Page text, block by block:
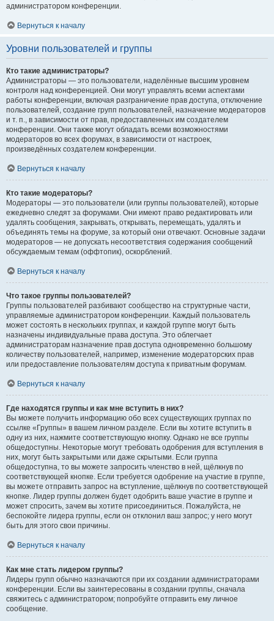
администратором конференции.
Вернуться к началу
Уровни пользователей и группы
Кто такие администраторы?
Администраторы — это пользователи, наделённые высшим уровнем
контроля над конференцией. Они могут управлять всеми аспектами
работы конференции, включая разграничение прав доступа, отключение
пользователей, создание групп пользователей, назначение модераторов
и т. п., в зависимости от прав, предоставленных им создателем
конференции. Они также могут обладать всеми возможностями
модераторов во всех форумах, в зависимости от настроек,
произведённых создателем конференции.
Вернуться к началу
Кто такие модераторы?
Модераторы — это пользователи (или группы пользователей), которые
ежедневно следят за форумами. Они имеют право редактировать или
удалять сообщения, закрывать, открывать, перемещать, удалять и
объединять темы на форуме, за который они отвечают. Основные задачи
модераторов — не допускать несоответствия содержания сообщений
обсуждаемым темам (оффтопик), оскорблений.
Вернуться к началу
Что такое группы пользователей?
Группы пользователей разбивают сообщество на структурные части,
управляемые администратором конференции. Каждый пользователь
может состоять в нескольких группах, и каждой группе могут быть
назначены индивидуальные права доступа. Это облегчает
администраторам назначение прав доступа одновременно большому
количеству пользователей, например, изменение модераторских прав
или предоставление пользователям доступа к приватным форумам.
Вернуться к началу
Где находятся группы и как мне вступить в них?
Вы можете получить информацию обо всех существующих группах по
ссылке «Группы» в вашем личном разделе. Если вы хотите вступить в
одну из них, нажмите соответствующую кнопку. Однако не все группы
общедоступны. Некоторые могут требовать одобрения для вступления в
них, могут быть закрытыми или даже скрытыми. Если группа
общедоступна, то вы можете запросить членство в ней, щёлкнув по
соответствующей кнопке. Если требуется одобрение на участие в группе,
вы можете отправить запрос на вступление, щёлкнув по соответствующей
кнопке. Лидер группы должен будет одобрить ваше участие в группе и
может спросить, зачем вы хотите присоединиться. Пожалуйста, не
беспокойте лидера группы, если он отклонил ваш запрос; у него могут
быть для этого свои причины.
Вернуться к началу
Как мне стать лидером группы?
Лидеры групп обычно назначаются при их создании администраторами
конференции. Если вы заинтересованы в создании группы, сначала
свяжитесь с администратором; попробуйте отправить ему личное
сообщение.